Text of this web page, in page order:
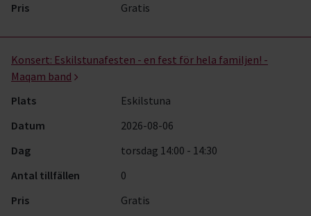
Pris
Gratis
Konsert: Eskilstunafesten - en fest för hela familjen! -
Maqam band
Plats
Eskilstuna
Datum
2026-08-06
Dag
torsdag 14:00 - 14:30
Antal tillfällen
0
Pris
Gratis